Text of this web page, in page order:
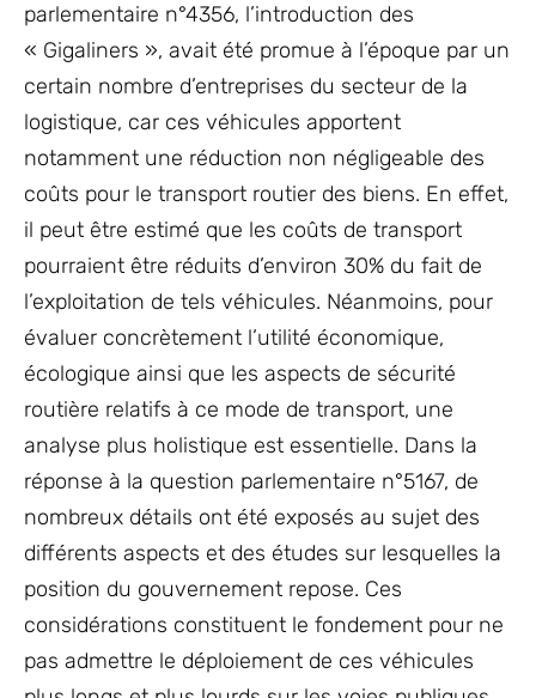
parlementaire n°4356, l’introduction des
« Gigaliners », avait été promue à l’époque par un
certain nombre d’entreprises du secteur de la
logistique, car ces véhicules apportent
notamment une réduction non négligeable des
coûts pour le transport routier des biens. En effet,
il peut être estimé que les coûts de transport
pourraient être réduits d’environ 30% du fait de
l’exploitation de tels véhicules. Néanmoins, pour
évaluer concrètement l’utilité économique,
écologique ainsi que les aspects de sécurité
routière relatifs à ce mode de transport, une
analyse plus holistique est essentielle. Dans la
réponse à la question parlementaire n°5167, de
nombreux détails ont été exposés au sujet des
différents aspects et des études sur lesquelles la
position du gouvernement repose. Ces
considérations constituent le fondement pour ne
pas admettre le déploiement de ces véhicules